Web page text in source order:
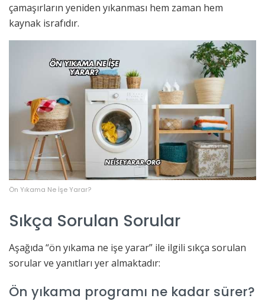
çamaşırların yeniden yıkanması hem zaman hem
kaynak israfıdır.
Ön Yıkama Ne İşe Yarar?
Sıkça Sorulan Sorular
Aşağıda “ön yıkama ne işe yarar” ile ilgili sıkça sorulan
sorular ve yanıtları yer almaktadır:
Ön yıkama programı ne kadar sürer?